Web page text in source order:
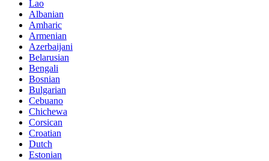
Lao
Albanian
Amharic
Armenian
Azerbaijani
Belarusian
Bengali
Bosnian
Bulgarian
Cebuano
Chichewa
Corsican
Croatian
Dutch
Estonian